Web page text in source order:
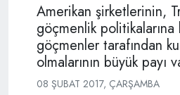
Amerikan şirketlerinin,
göçmenlik politikalarına
göçmenler tarafından
olmalarının büyük payı
08 ŞUBAT 2017, ÇARŞAMBA